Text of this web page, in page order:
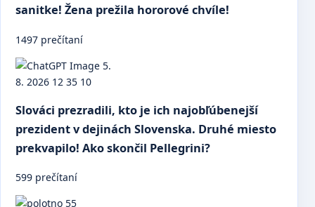
sanitke! Žena prežila hororové chvíle!
1497 prečítaní
Slováci prezradili, kto je ich najobľúbenejší
prezident v dejinách Slovenska. Druhé miesto
prekvapilo! Ako skončil Pellegrini?
599 prečítaní